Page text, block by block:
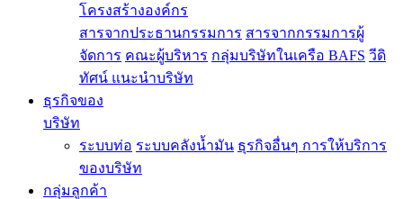
โครงสร้างองค์กร
สารจากประธานกรรมการ สารจากกรรมการผู้
จัดการ คณะผู้บริหาร กลุ่มบริษัทในเครือ BAFS วีดิ
ทัศน์ แนะนำบริษัท
ธุรกิจของ
บริษัท
ระบบท่อ ระบบคลังน้ำมัน ธุรกิจอื่นๆ การให้บริการ
ของบริษัท
กลุ่มลูกค้า